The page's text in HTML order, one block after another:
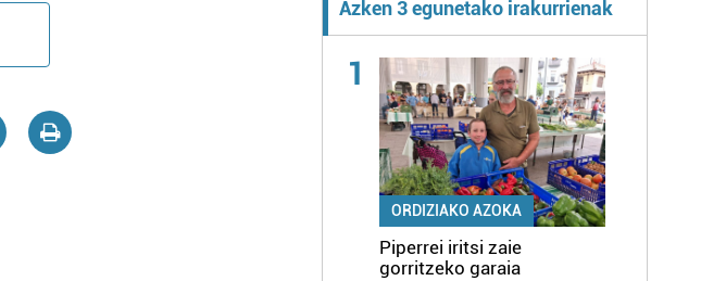
Azken 3 egunetako irakurrienak
1
ORDIZIAKO AZOKA
Piperrei iritsi zaie
gorritzeko garaia